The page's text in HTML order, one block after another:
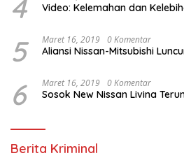
4 Video: Kelemahan dan
5 Maret 16, 2019 0 Komentar
Aliansi Nissan-Mitsubishi
6 Maret 16, 2019 0 Komentar
Sosok New Nissan Livina
Berita Kriminal